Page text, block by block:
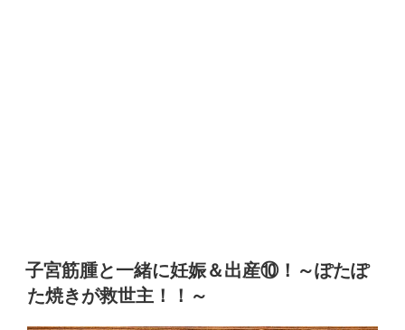
子宮筋腫と一緒に妊娠＆出産⑩！～ぽたぽ
た焼きが救世主！！～